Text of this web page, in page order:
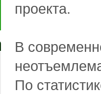
проекта.
В
По